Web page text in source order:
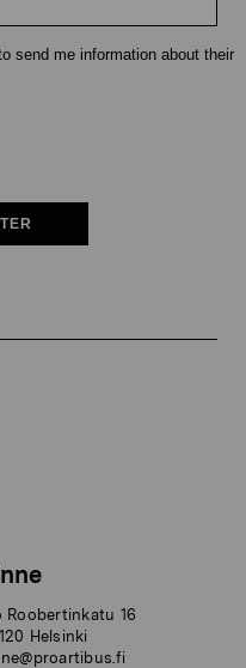
send me information about their
Roobertinkatu 16
Helsinki